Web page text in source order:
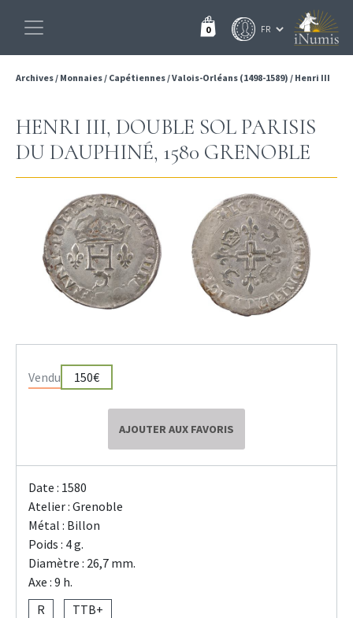
0
Archives/ Monnaies/ Capétiennes/Valois-Orléans (1498-1589) / Henri III
HENRI III, DOUBLE SOL PARISIS
DU DAUPHINÉ, 1580 GRENOBLE
Vendu 150€
AJOUTER AUX FAVORIS
Date : 1580
Atelier : Grenoble
Métal : Billon
Poids : 4 g.
Diamètre : 26,7 mm.
Axe : 9 h.
R
TTB+